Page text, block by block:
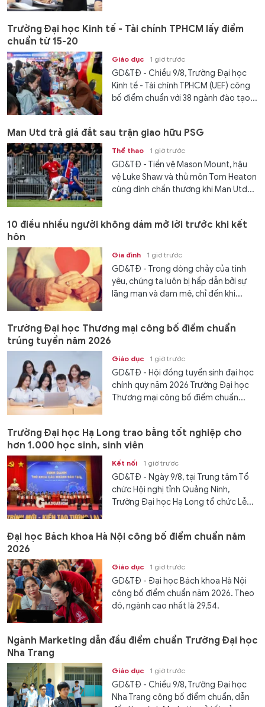
Trường Đại học Kinh tế - Tài chính TPHCM lấy điểm
chuẩn từ 15-20
Giáo dục 1 giờ trước
GD&TĐ - Chiều 9/8, Trường Đại học
Kinh tế - Tài chính TPHCM (UEF) công
bố điểm chuẩn với 38 ngành đào tạo...
Man Utd trả giá đắt sau trận giao hữu PSG
Thể thao 1 giờ trước
GD&TĐ - Tiền vệ Mason Mount, hậu
vệ Luke Shaw và thủ môn Tom Heaton
cùng dính chấn thương khi Man Utd...
10 điều nhiều người không dám mở lời trước khi kết
hôn
Gia đình 1 giờ trước
GD&TĐ - Trong dòng chảy của tình
yêu, chúng ta luôn bị hấp dẫn bởi sự
lãng mạn và đam mê, chỉ đến khi...
Trường Đại học Thương mại công bố điểm chuẩn
trúng tuyển năm 2026
Giáo dục 1 giờ trước
GD&TĐ - Hội đồng tuyển sinh đại học
chính quy năm 2026 Trường Đại học
Thương mại công bố điểm chuẩn...
Trường Đại học Hạ Long trao bằng tốt nghiệp cho
hơn 1.000 học sinh, sinh viên
Kết nối 1 giờ trước
GD&TĐ - Ngày 9/8, tại Trung tâm Tổ
chức Hội nghị tỉnh Quảng Ninh,
Trường Đại học Hạ Long tổ chức Lễ...
Đại học Bách khoa Hà Nội công bố điểm chuẩn năm
2026
Giáo dục 1 giờ trước
GD&TĐ - Đại học Bách khoa Hà Nội
công bố điểm chuẩn năm 2026. Theo
đó, ngành cao nhất là 29,54.
Ngành Marketing dẫn đầu điểm chuẩn Trường Đại học
Nha Trang
Giáo dục 1 giờ trước
GD&TĐ - Chiều 9/8, Trường Đại học
Nha Trang công bố điểm chuẩn, dẫn